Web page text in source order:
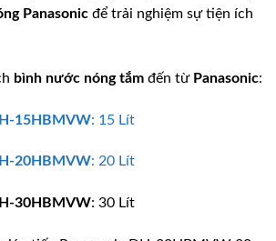
Panasonic để trải nghiệm sự tiện ích
bình nước nóng tắm đến từ Panasonic:
15HBMVW: 15 Lít
20HBMVW: 20 Lít
30HBMVW: 30 Lít